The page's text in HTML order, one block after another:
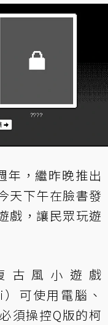
年，繼昨晚推出
天下午在臉書發
戲，讓民眾玩遊
古風小遊戲
）可使用電腦、
須操控Q版的柯